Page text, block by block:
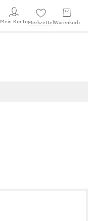
Mein KontoMerkzettel Warenkorb